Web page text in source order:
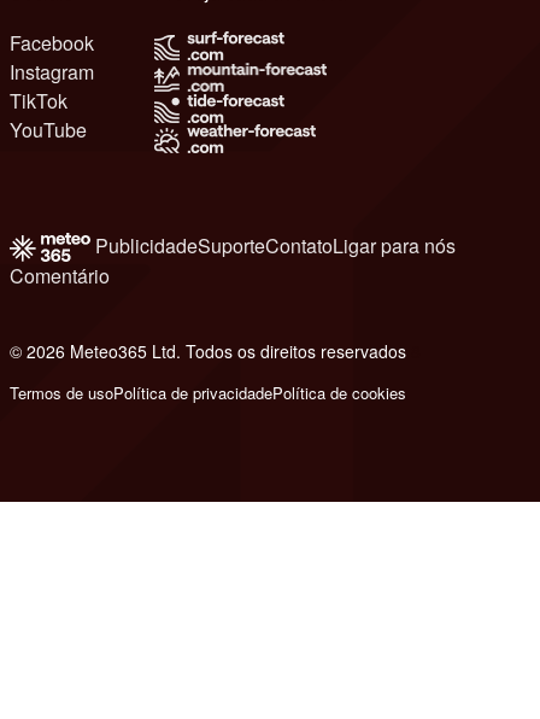
Facebook
Instagram
TikTok
YouTube
PublicidadeSuporteContatoLigar para nós
Comentário
© 2026 Meteo365 Ltd. Todos os direitos reservados
Termos de usoPolítica de privacidadePolítica de cookies